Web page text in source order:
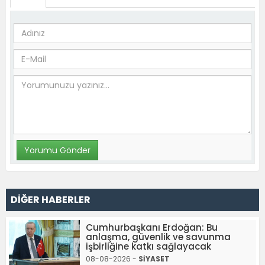
DİĞER HABERLER
Cumhurbaşkanı Erdoğan: Bu
anlaşma, güvenlik ve savunma
işbirliğine katkı sağlayacak
08-08-2026 - SİYASET